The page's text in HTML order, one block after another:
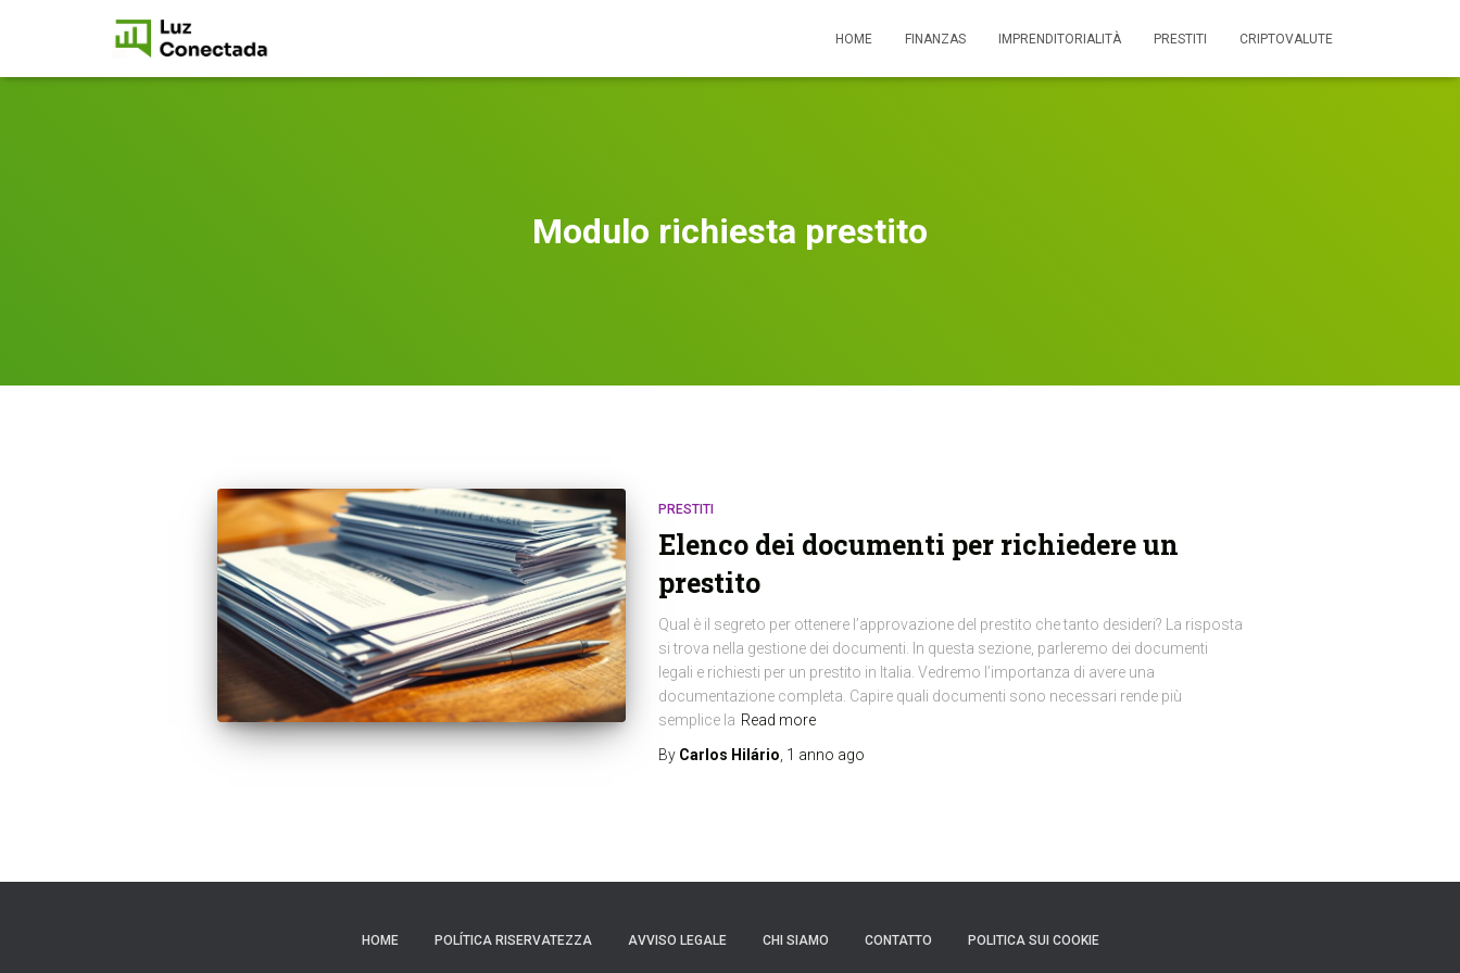
HOME FINANZAS IMPRENDITORIALITÀ PRESTITI CRIPTOVALUTE
Modulo richiesta prestito
PRESTITI
Elenco dei documenti per richiedere un
prestito
Qual è il segreto per ottenere l’approvazione del prestito che tanto desideri? La risposta
si trova nella gestione dei documenti. In questa sezione, parleremo dei documenti
legali e richiesti per un prestito in Italia. Vedremo l’importanza di avere una
documentazione completa. Capire quali documenti sono necessari rende più
semplice la Read more
By Carlos Hilário 1 anno ago
HOME POLÍTICA RISERVATEZZA AVVISO LEGALE CHI SIAMO CONTATTO POLITICA SUI COOKIE